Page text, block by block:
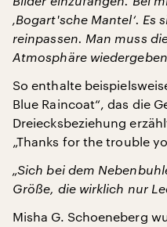
‚Bogart'sche Mantel‘. Es
reinpassen. Man muss
Atmosphäre
So enthalte
Blue Raincoat“, das die
Dreiecksbeziehung
„Thanks for the trouble
„Sich bei dem
Größe, die wirklich nur
Misha G. Schoeneberg